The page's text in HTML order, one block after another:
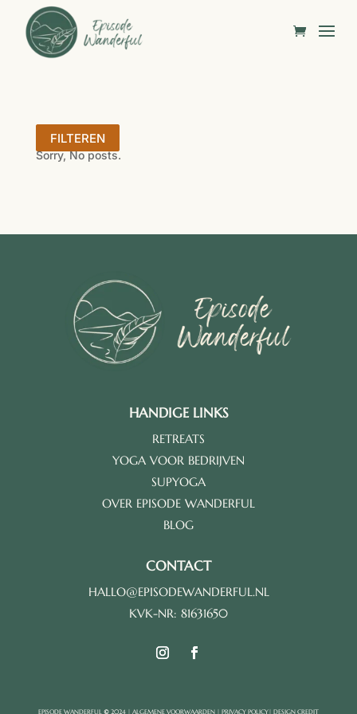
FILTEREN
Sorry, No posts.
HANDIGE LINKS
RETREATS
YOGA VOOR BEDRIJVEN
SUPYOGA
OVER EPISODE WANDERFUL
BLOG
CONTACT
HALLO@EPISODEWANDERFUL.NL
KVK-NR: 81631650
EPISODE WANDERFUL © 2024 | ALGEMENE VOORWAARDEN| PRIVACY POLICY| DESIGN CREDIT